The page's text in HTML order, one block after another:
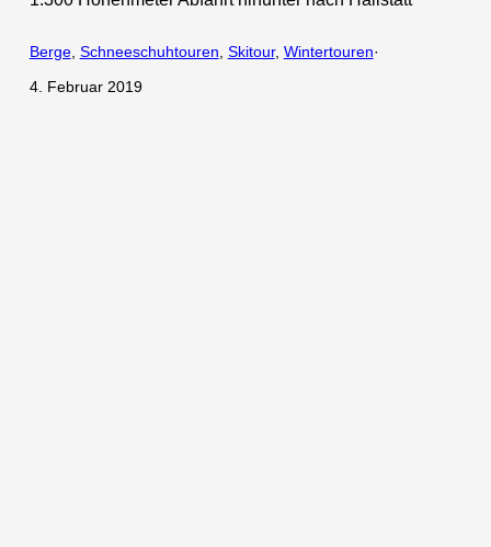
Berge, Schneeschuhtouren Skitour, Wintertouren·
4. Februar 2019